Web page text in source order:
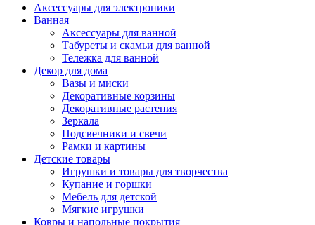
Аксессуары для электроники
Ванная
Аксессуары для ванной
Табуреты и скамьи для ванной
Тележка для ванной
Декор для дома
Вазы и миски
Декоративные корзины
Декоративные растения
Зеркала
Подсвечники и свечи
Рамки и картины
Детские товары
Игрушки и товары для творчества
Купание и горшки
Мебель для детской
Мягкие игрушки
Ковры и напольные покрытия